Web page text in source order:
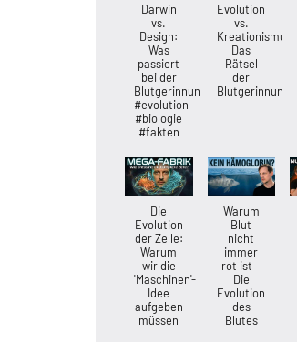
Darwin
vs.
Design:
Was
passiert
bei der
Blutgerinnung?
#evolution
#biologie
#fakten
Evolution
vs.
Kreationismus:
Das
Rätsel
der
Blutgerinnung
Die
Evolution
der Zelle:
Warum
wir die
'Maschinen'-
Idee
aufgeben
müssen
Warum
Blut
nicht
immer
rot ist –
Die
Evolution
des
Blutes